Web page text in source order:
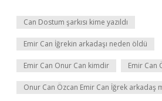
Can Dostum şarkısı kime yazıldı
Emir Can İğrekin arkadaşı neden öldü
Emir Can Onur Can kimdir Emir Can
Onur Can Özcan Emir Can İğrek arkadaş